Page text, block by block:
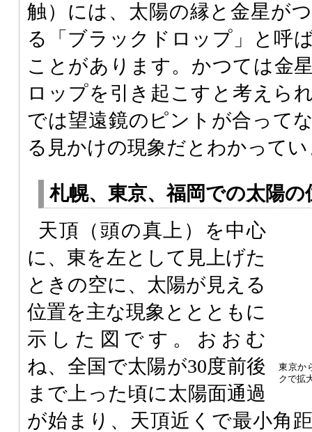
触）には、太陽の縁と金星が
る「ブラックドロップ」と呼
ことがあります。かつては金
ロップを引き起こすと考えら
では望遠鏡のピントが合って
る見かけの現象だとわかって
札幌、東京、福岡での太陽の
東京か
クで拡
天頂（頭の真上）を中心
に、東を左として見上げた
ときの空に、太陽が見える
位置を主な現象ととともに
示した図です。おおむ
ね、全国で太陽が30度前後
まで上った頃に太陽面通過
が始まり、天頂近くで最小角